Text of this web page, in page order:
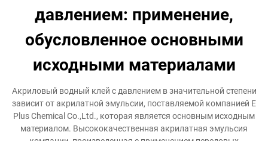
давлением: применение,
обусловленное основными
исходными материалами
Акриловый водный клей с давлением в значительной степени
зависит от акрилатной эмульсии, поставляемой компанией E
Plus Chemical Co.,Ltd., которая является основным исходным
материалом. Высококачественная акрилатная эмульсия